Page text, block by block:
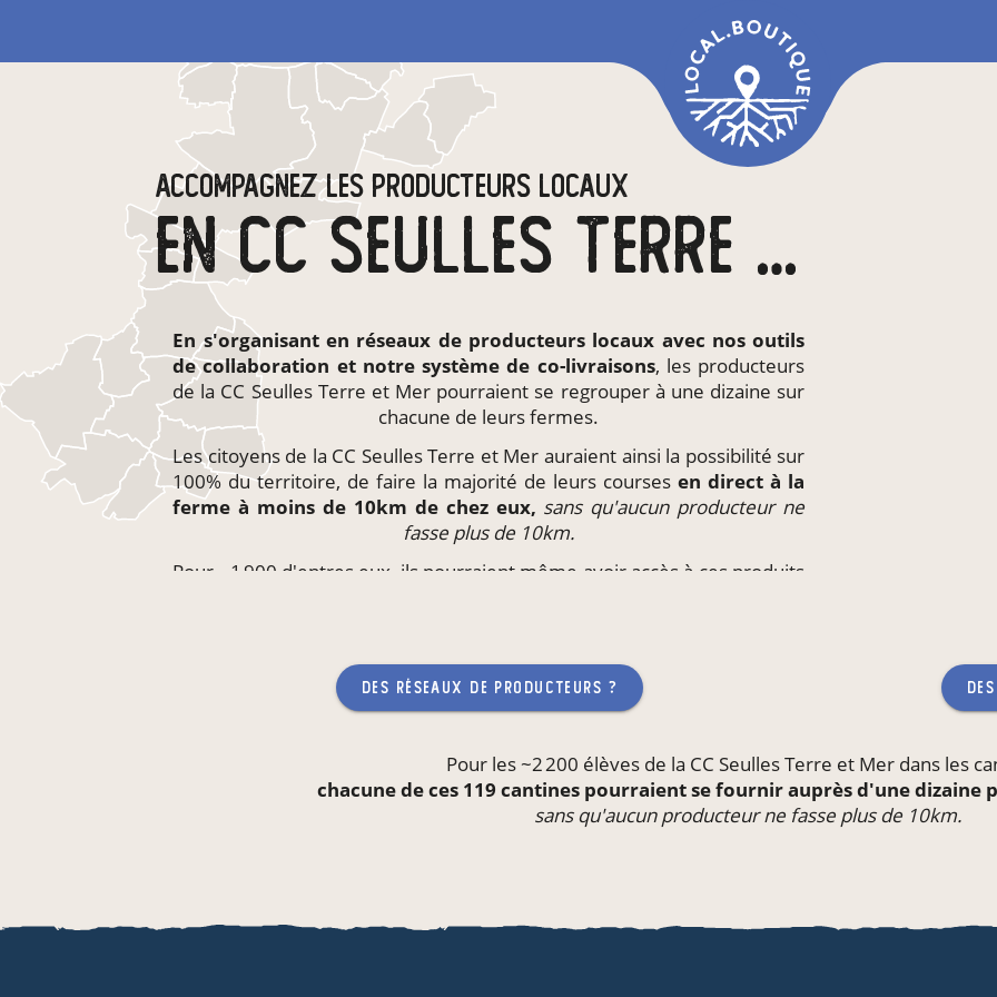
ACCOMPAGNEZ LES PRODUCTEURS LOCAUX
EN CC SEULLES TERRE ET MER
En s'organisant en réseaux de producteurs locaux avec nos outils
de collaboration et notre système de co-livraisons, les producteurs
de la CC Seulles Terre et Mer pourraient se regrouper à une dizaine sur
chacune de leurs fermes.
Les citoyens de la CC Seulles Terre et Mer auraient ainsi la possibilité sur
100% du territoire, de faire la majorité de leurs coursesen direct à la
ferme à moins de 10km de chez eux, sans qu'aucun producteur ne
fasse plus de 10km.
Pour ~1 900 d'entres eux, ils pourraient même avoir accès à ces produits
des réseaux de producteurs ?
Pour les ~2 200 élèves de la CC Seulles Terre et Mer dans les
chacune de ces 119 cantines pourraient se fournir auprès d'une dizaine
sans qu'aucun producteur ne fasse plus de 10km.